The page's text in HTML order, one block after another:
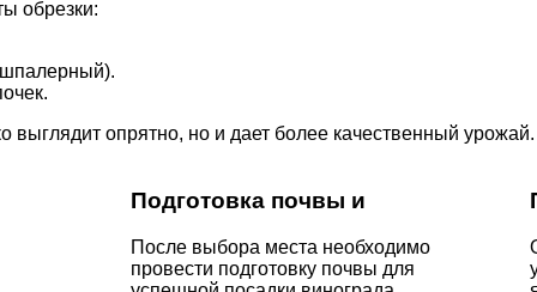
обрезки:
шпалерный).
выглядит опрятно, но и дает более качественный урожай.
Подготовка почвы и
После выбора места необходимо
провести подготовку почвы для